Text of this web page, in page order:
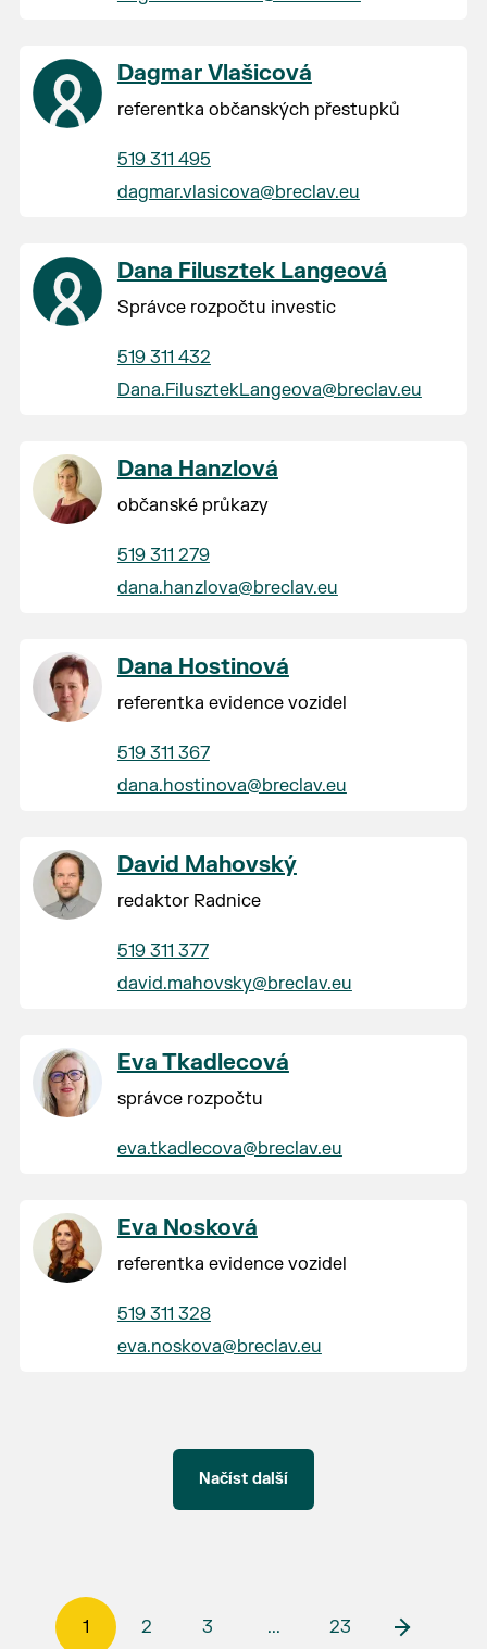
Dagmar Vlašicová
referentka občanských přestupků
519 311 495
dagmar.vlasicova@breclav.eu
Dana Filusztek Langeová
Správce rozpočtu investic
519 311 432
Dana.FilusztekLangeova@breclav.eu
Dana Hanzlová
občanské průkazy
519 311 279
dana.hanzlova@breclav.eu
Dana Hostinová
referentka evidence vozidel
519 311 367
dana.hostinova@breclav.eu
David Mahovský
redaktor Radnice
519 311 377
david.mahovsky@breclav.eu
Eva Tkadlecová
správce rozpočtu
eva.tkadlecova@breclav.eu
Eva Nosková
referentka evidence vozidel
519 311 328
eva.noskova@breclav.eu
Načíst další
1 2 3 ... 23